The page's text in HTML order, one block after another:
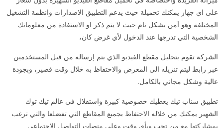
على اي جهاز يمكنك تحميلة حيث يدعم التطبيق الاصدارات وانظمة التشغيل
المختلفة وهو آمن بشكل تام حيث لا يتم ذكر او الاستفادة من معلوماتك
الشخصية التي تدرجها عند الدخول لأي غرض كان،
الشركة تقوم بتحليل مقطع الفيديو الذي يتم إرساله من قبل المستخدمين
عبر رابط ليتم تنزيله الى المعرض والاحتفاظ به خلال وقت قصير، وبجودة
عالية وشكل مجاني بالكامل.
تطبيق سناب تيك يعطيك خصوصية كبيرة واستقلال في عالم تيك توك
الشهير يمكنك من خلاله الاحتفاظ بجميع المقاطع التي تفضلعا والتي ترغب
بمشاركتها مع من تحب وبأي وقت وعلى منصات التواصل الاجتماعي